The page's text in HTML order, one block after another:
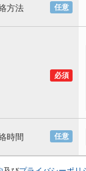
任意
方法
必須
任意
時間